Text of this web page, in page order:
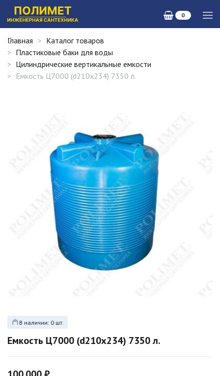
0
Главная
Каталог товаров
Пластиковые баки для воды
Цилиндрические вертикальные емкости
Емкость Ц7000 (d210х234) 7350 л.
В наличии: 0 шт.
Емкость Ц7000 (d210х234) 7350 л.